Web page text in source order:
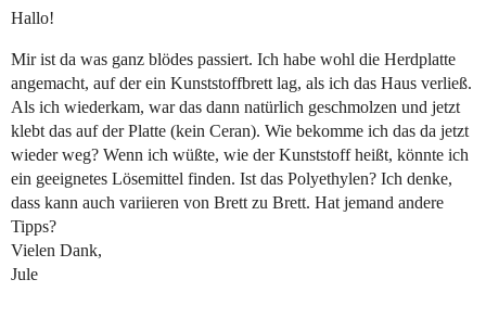
Hallo!
Mir ist da was ganz blödes passiert. Ich habe wohl die Herdplatte
angemacht, auf der ein Kunststoffbrett lag, als ich das Haus verließ.
Als ich wiederkam, war das dann natürlich geschmolzen und jetzt
klebt das auf der Platte (kein Ceran). Wie bekomme ich das da jetzt
wieder weg? Wenn ich wüßte, wie der Kunststoff heißt, könnte ich
ein geeignetes Lösemittel finden. Ist das Polyethylen? Ich denke,
dass kann auch variieren von Brett zu Brett. Hat jemand andere
Tipps?
Vielen Dank,
Jule